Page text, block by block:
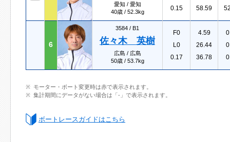
愛知 / 愛知
40歳 / 52.3kg
0.15
58.59
6
3584 / B1
佐々木 英樹
広島 / 広島
50歳 / 53.7kg
F0
L0
0.17
4.59
26.44
36.78
モーター・ボート変更時は赤で表示されます。
集計期間にデータがない場合は「-」で表示されます。
ボートレースガイドはこちら